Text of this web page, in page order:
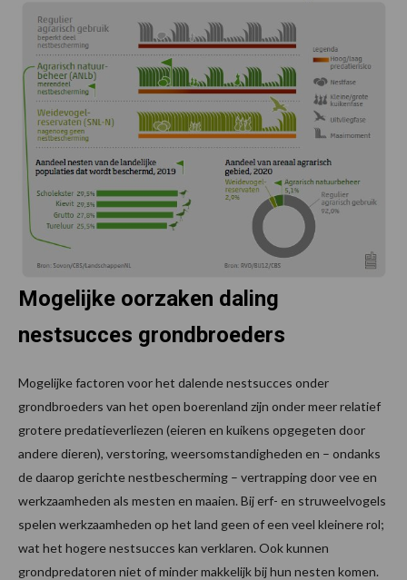
Mogelijke oorzaken daling
nestsucces grondbroeders
Mogelijke factoren voor het dalende nestsucces onder
grondbroeders van het open boerenland zijn onder meer relatief
grotere predatieverliezen (eieren en kuikens opgegeten door
andere dieren), verstoring, weersomstandigheden en – ondanks
de daarop gerichte nestbescherming – vertrapping door vee en
werkzaamheden als mesten en maaien. Bij erf- en struweelvogels
spelen werkzaamheden op het land geen of een veel kleinere rol;
wat het hogere nestsucces kan verklaren. Ook kunnen
grondpredatoren niet of minder makkelijk bij hun nesten komen.